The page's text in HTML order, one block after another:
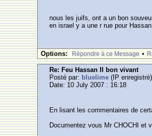
nous les juifs, ont a un bon
en israel y a une r rue pour
Options: Rèpondre à ce Message •
Re: Feu Hassan II bon vivant
Posté par: bluelime (IP enregistrè)
Date: 10 July 2007 : 16:18
En lisant les commentaires de
Documentez vous Mr CHOCHI et